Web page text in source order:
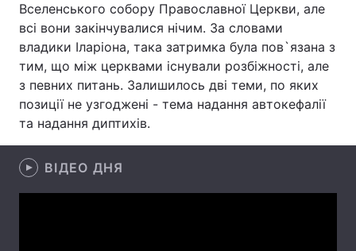
Економіка Світ
Спорт Наука
Техно і зв'язок Лайт
Вселенського собору Православної Церкви, але
всі вони закінчувалися нічим. За словами
владики Іларіона, така затримка була пов`язана з
тим, що між церквами існували розбіжності, але
з певних питань. Залишилось дві теми, по яких
позиції не узгоджені - тема надання автокефалії
та надання диптихів.
ВІДЕО ДНЯ